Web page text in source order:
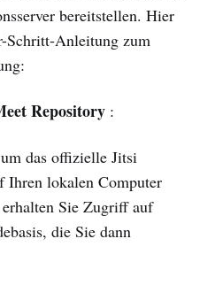
bereitstellen. Hier
Schritt-Anleitung zum
Repository :
das offizielle Jitsi
Ihren lokalen Computer
Sie Zugriff auf
die Sie dann